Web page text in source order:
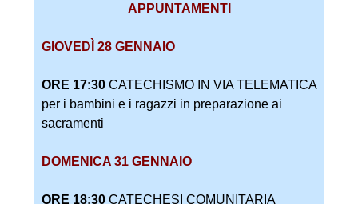
APPUNTAMENTI
GIOVEDÌ 28 GENNAIO
ORE 17:30 CATECHISMO IN VIA TELEMATICA
per i bambini e i ragazzi in preparazione ai
sacramenti
DOMENICA 31 GENNAIO
ORE 18:30 CATECHESI COMUNITARIA